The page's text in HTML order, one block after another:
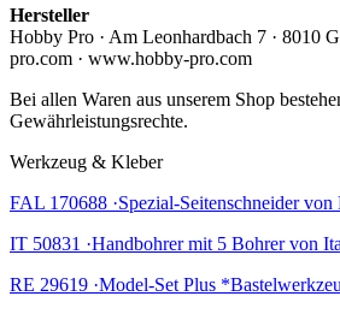
Hersteller
Hobby Pro · Am Leonhardbach 7 · 8010
pro.com · www.hobby-pro.com
Bei allen Waren aus unserem Shop
Gewährleistungsrechte.
Werkzeug & Kleber
FAL 170688 ·Spezial-Seitenschneider von
IT 50831 ·Handbohrer mit 5 Bohrer von
RE 29619 ·Model-Set Plus